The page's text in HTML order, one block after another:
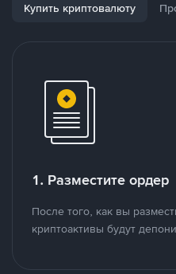
Купить криптовалюту
1. Разместите ордер
После того, как вы
криптоактивы будут